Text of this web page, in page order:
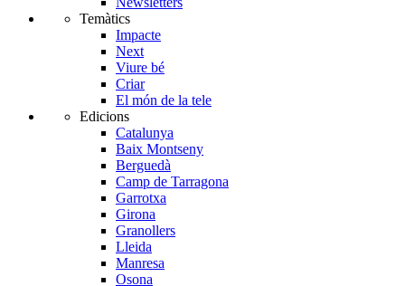
Temàtics
Impacte
Next
Viure bé
Criar
El món de la tele
Edicions
Catalunya
Baix Montseny
Berguedà
Camp de Tarragona
Garrotxa
Girona
Granollers
Lleida
Manresa
Osona